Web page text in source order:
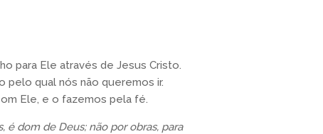
para Ele através de Jesus Cristo.
pelo qual nós não queremos ir.
Ele, e o fazemos pela fé.
é dom de Deus; não por obras, para